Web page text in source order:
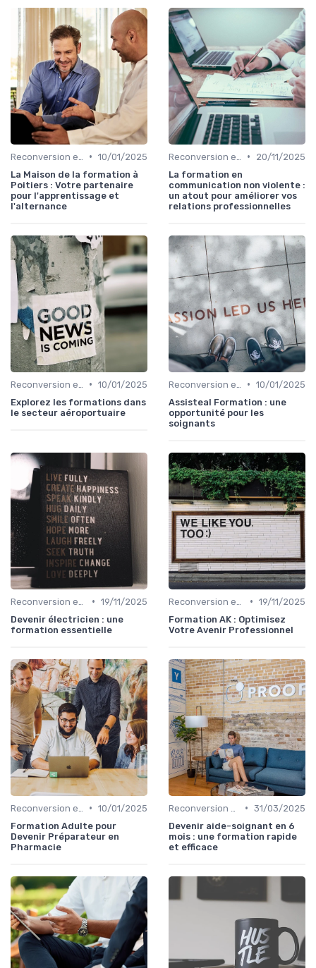
• 10/01/2025
La Maison de la formation à
Poitiers : Votre partenaire
pour l'apprentissage et
l'alternance
•
20/11/2025
La formation en
communication non violente :
un atout pour améliorer vos
relations professionnelles
• 10/01/2025
Explorez les formations dans
le secteur aéroportuaire
• 10/01/2025
Assisteal Formation : une
opportunité pour les
soignants
• 19/11/2025
Devenir électricien : une
formation essentielle
• 19/11/2025
Formation AK : Optimisez
Votre Avenir Professionnel
• 10/01/2025
Formation Adulte pour
Devenir Préparateur en
Pharmacie
• 31/03/2025
Devenir aide-soignant en 6
mois : une formation rapide
et efficace